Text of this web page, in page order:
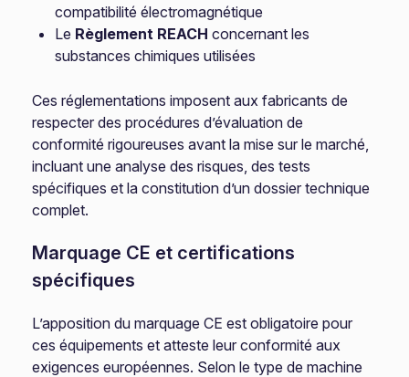
compatibilité électromagnétique
Le Règlement REACH concernant les
substances chimiques utilisées
Ces réglementations imposent aux fabricants de
respecter des procédures d’évaluation de
conformité rigoureuses avant la mise sur le marché,
incluant une analyse des risques, des tests
spécifiques et la constitution d’un dossier technique
complet.
Marquage CE et certifications
spécifiques
L’apposition du marquage CE est obligatoire pour
ces équipements et atteste leur conformité aux
exigences européennes. Selon le type de machine